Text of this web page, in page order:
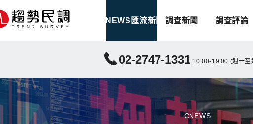
CNEWS匯流新聞 調查新聞 調查評論
02-2747-1331 10:00-19:00 (週一至
CNEWS